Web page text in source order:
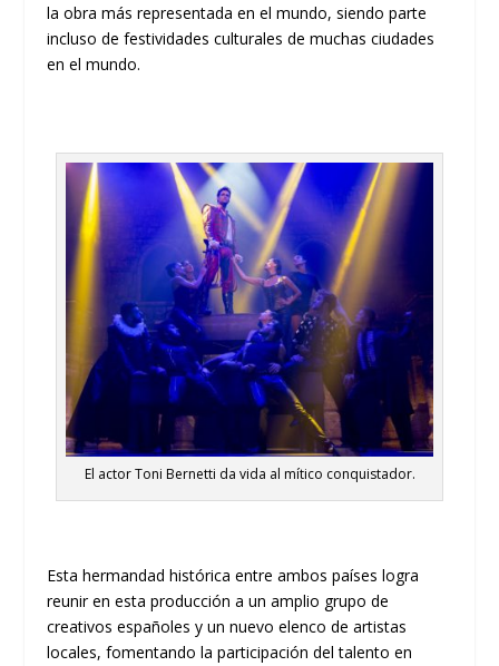
la obra más representada en el mundo, siendo parte
incluso de festividades culturales de muchas ciudades
en el mundo.
El actor Toni Bernetti da vida al mítico conquistador.
Esta hermandad histórica entre ambos países logra
reunir en esta producción a un amplio grupo de
creativos españoles y un nuevo elenco de artistas
locales, fomentando la participación del talento en